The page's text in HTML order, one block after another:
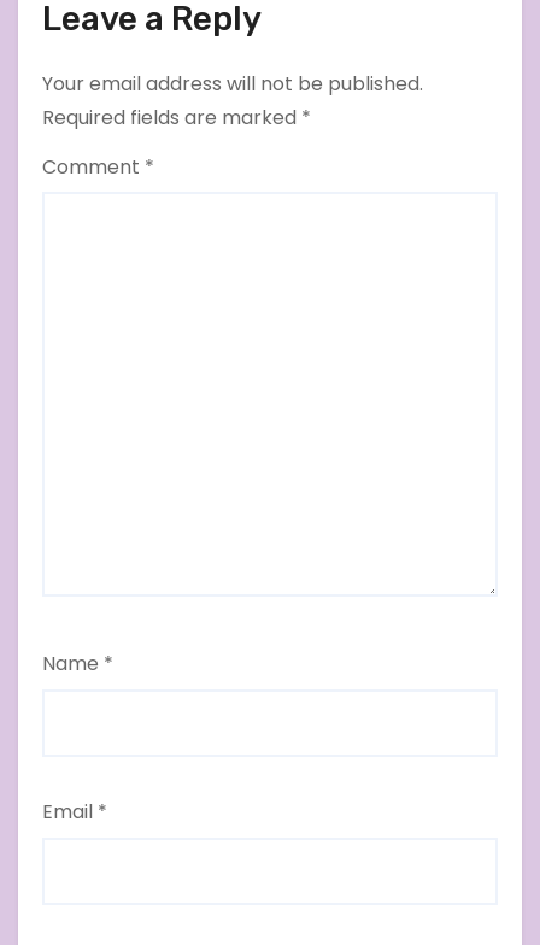
Leave a Reply
Your email address will not be published.
Required fields are marked *
Comment *
Name *
Email *